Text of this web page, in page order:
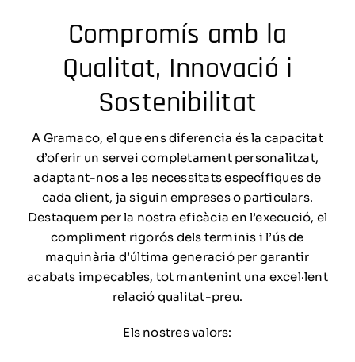
Compromís amb la
Qualitat, Innovació i
Sostenibilitat
A Gramaco, el que ens diferencia és la capacitat
d’oferir un servei completament personalitzat,
adaptant-nos a les necessitats específiques de
cada client, ja siguin empreses o particulars.
Destaquem per la nostra eficàcia en l’execució, el
compliment rigorós dels terminis i l’ús de
maquinària d’última generació per garantir
acabats impecables, tot mantenint una excel·lent
relació qualitat-preu.
Els nostres valors: